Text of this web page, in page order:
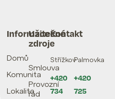
Informace
Domů
Komunita
Lokalita
Užitečné
zdroje
Smlouva
Provozní
řád
Kontakt
Střížkov
+420
734
Palmovka
+420
725